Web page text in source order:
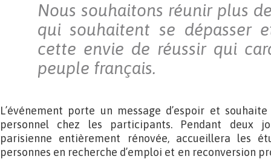
Nous souhaitons réunir plus
qui souhaitent se dépasser
cette envie de réussir qui
peuple français.
L’événement porte un message d’espoir et
personnel chez les participants. Pendant deux
parisienne entièrement rénovée, accueillera les
personnes en recherche d’emploi et en reconversion